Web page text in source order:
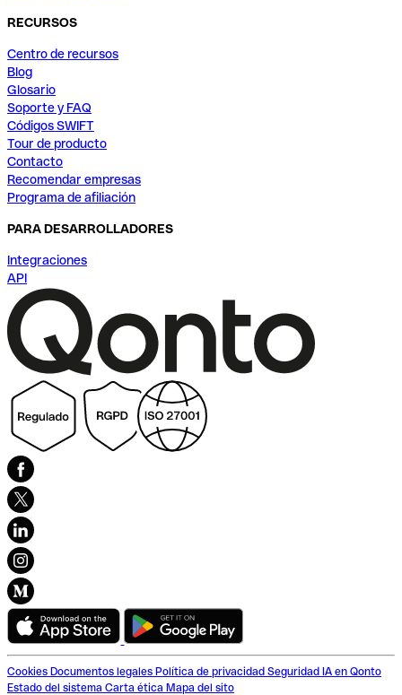
RECURSOS
Centro de recursos
Blog
Glosario
Soporte y FAQ
Códigos SWIFT
Tour de producto
Contacto
Recomendar empresas
Programa de afiliación
PARA DESARROLLADORES
Integraciones
API
Cookies Documentos legales Política de privacidad Seguridad IA en Qonto
Estado del sistema Carta ética Mapa del sito